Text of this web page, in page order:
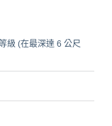
級 (在最深達 6 公尺